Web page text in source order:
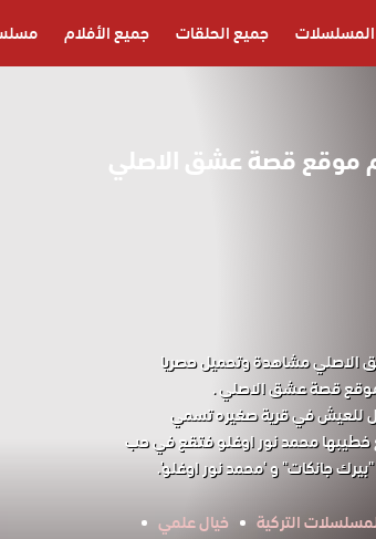
جميع الحلقات جميع الأفلام
موقع قصة عشق الاصلي
مشاهدة وتحميل حصريا
موقع قصة عشق الاصلي .
للعيش في قرية صغيره تسمي
خطيبها محمد نور اوغلو فتقع في حب
جانكات" و 'محمد نور اوغلو'.
التركية
خيال علمي